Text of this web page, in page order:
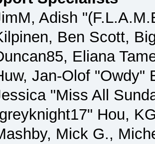
Adish
Ben Scott,
Eliana
Jan-Olof "Owdy"
"Miss All
Hou,
Mick G.,